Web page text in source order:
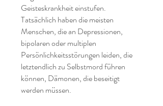
Geisteskrankheit einstufen.
Tatsächlich haben die meisten
Menschen, die an Depressionen,
bipolaren oder multiplen
Persönlichkeitsstörungen leiden, die
letztendlich zu Selbstmord führen
können, Dämonen, die beseitigt
werden müssen.